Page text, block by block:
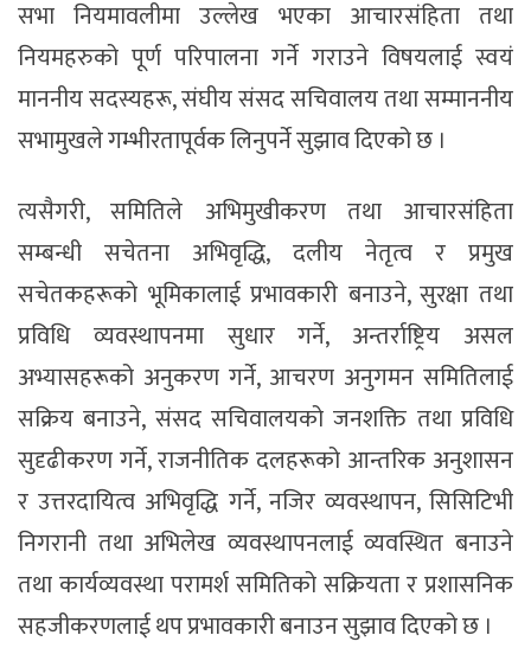
सभा नियमावलीमा उल्लेख भएका आचारसंहिता तथा
नियमहरुको पूर्ण परिपालना गर्ने गराउने विषयलाई स्वयं
माननीय सदस्यहरू, संघीय संसद सचिवालय तथा सम्माननीय
सभामुखले गम्भीरतापूर्वक लिनुपर्ने सुझाव दिएको छ ।
त्यसैगरी, समितिले अभिमुखीकरण तथा आचारसंहिता
सम्बन्धी सचेतना अभिवृद्धि, दलीय नेतृत्व र प्रमुख
सचेतकहरूको भूमिकालाई प्रभावकारी बनाउने, सुरक्षा तथा
प्रविधि व्यवस्थापनमा सुधार गर्ने, अन्तर्राष्ट्रिय असल
अभ्यासहरूको अनुकरण गर्ने, आचरण अनुगमन समितिलाई
सक्रिय बनाउने, संसद सचिवालयको जनशक्ति तथा प्रविधि
सुदृढीकरण गर्ने, राजनीतिक दलहरूको आन्तरिक अनुशासन
र उत्तरदायित्व अभिवृद्धि गर्ने, नजिर व्यवस्थापन, सिसिटिभी
निगरानी तथा अभिलेख व्यवस्थापनलाई व्यवस्थित बनाउने
तथा कार्यव्यवस्था परामर्श समितिको सक्रियता र प्रशासनिक
सहजीकरणलाई थप प्रभावकारी बनाउन सुझाव दिएको छ ।